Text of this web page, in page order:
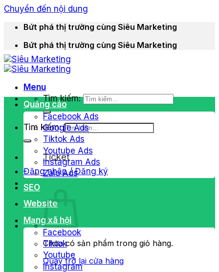
Chuyển đến nội dung
Bứt phá thị trường cùng Siêu Marketing
Bứt phá thị trường cùng Siêu Marketing
Menu
Tìm kiếm:
Tìm kiếm:
Ticket
Đăng nhập / Đăng ký
Chưa có sản phẩm trong giỏ hàng.
Quay trở lại cửa hàng
Quảng cáo
Facebook Ads
Google Ads
Tiktok Ads
Youtube Ads
Instagram Ads
Zalo Ads
SEO
Website
Mạng xã hội
Facebook
Tiktok
Youtube
Instagram